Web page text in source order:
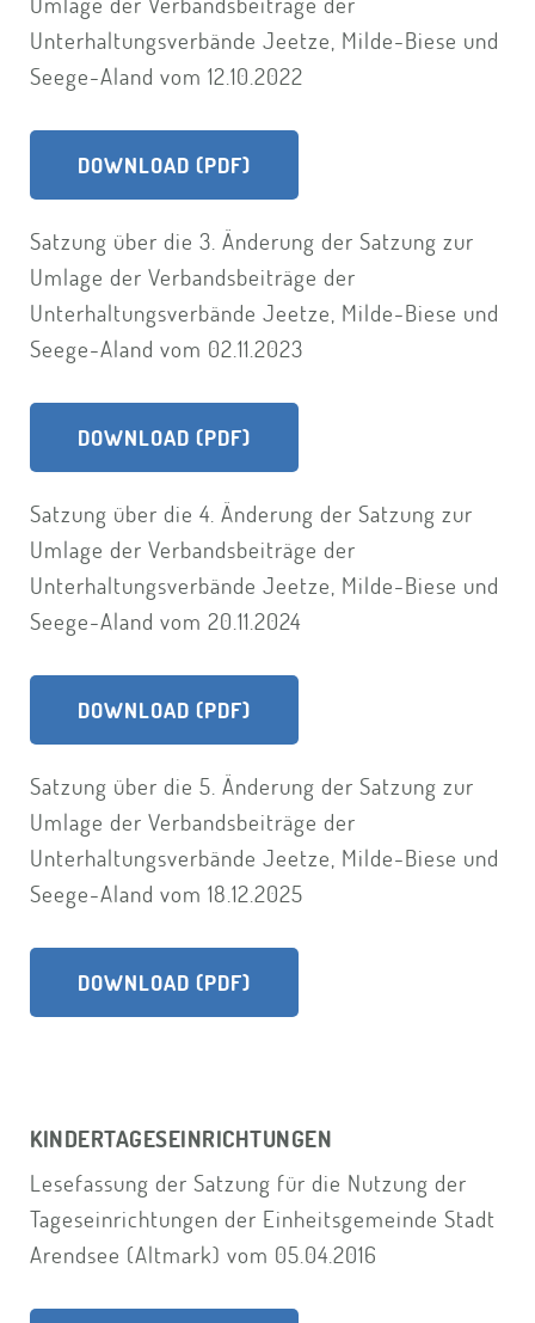
Unterhaltungsverbände Jeetze, Milde-Biese und
Seege-Aland vom 12.10.2022
DOWNLOAD (PDF)
Satzung über die 3. Änderung der Satzung zur
Umlage der Verbandsbeiträge der
Unterhaltungsverbände Jeetze, Milde-Biese und
Seege-Aland vom 02.11.2023
DOWNLOAD (PDF)
Satzung über die 4. Änderung der Satzung zur
Umlage der Verbandsbeiträge der
Unterhaltungsverbände Jeetze, Milde-Biese und
Seege-Aland vom 20.11.2024
DOWNLOAD (PDF)
Satzung über die 5. Änderung der Satzung zur
Umlage der Verbandsbeiträge der
Unterhaltungsverbände Jeetze, Milde-Biese und
Seege-Aland vom 18.12.2025
DOWNLOAD (PDF)
KINDERTAGESEINRICHTUNGEN
Lesefassung der Satzung für die Nutzung der
Tageseinrichtungen der Einheitsgemeinde Stadt
Arendsee (Altmark) vom 05.04.2016